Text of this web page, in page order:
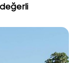
değerli